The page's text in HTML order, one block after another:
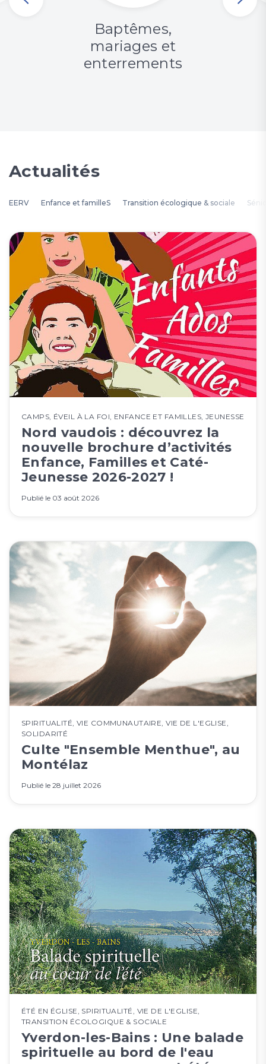
Baptêmes,
mariages et
enterrements
Actualités
EERV Enfance et familleS Transition écologique & sociale
CAMPS ÉVEIL À LA FOI ENFANCE ET FAMILLES JEUNESSE
Nord vaudois : découvrez la
nouvelle brochure d’activités
Enfance, Familles et Caté-
Jeunesse 2026-2027 !
Publié le 03 août 2026
SPIRITUALITÉ ,VIE COMMUNAUTAIRE ,VIE DE L'EGLISE
SOLIDARITÉ
Culte "Ensemble Menthue", au
Montélaz
Publié le 28 juillet 2026
ÉTÉ EN ÉGLISE SPIRITUALITÉ VIE DE L'EGLISE
TRANSITION ÉCOLOGIQUE & SOCIALE
Yverdon-les-Bains : Une balade
spirituelle au bord de l'eau